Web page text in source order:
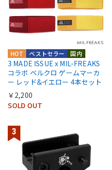
国内
ベストセラー
HOT
3 MADE ISSUE x MIL-FREAKS
コラボ ベルクロ ゲームマーカ
ー レッド&イエロー 4本セット
￥2,200
SOLD OUT